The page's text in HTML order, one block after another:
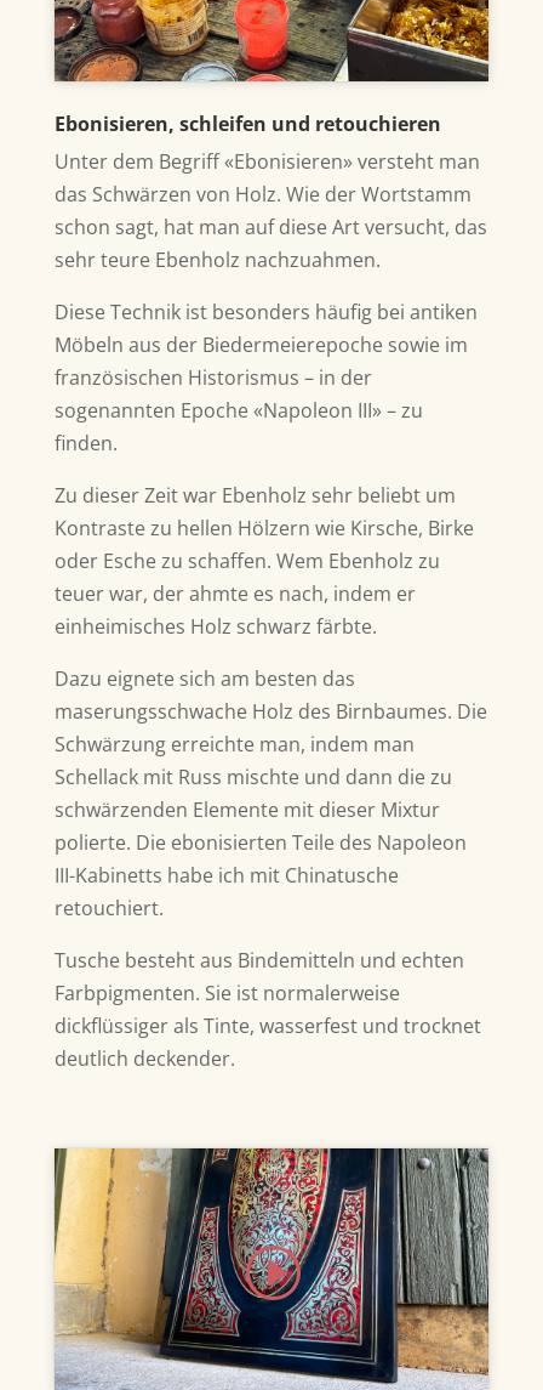
Ebonisieren, schleifen und retouchieren
Unter dem Begriff «Ebonisieren» versteht man
das Schwärzen von Holz. Wie der Wortstamm
schon sagt, hat man auf diese Art versucht, das
sehr teure Ebenholz nachzuahmen.
Diese Technik ist besonders häufig bei antiken
Möbeln aus der Biedermeierepoche sowie im
französischen Historismus – in der
sogenannten Epoche «Napoleon III» – zu
finden.
Zu dieser Zeit war Ebenholz sehr beliebt um
Kontraste zu hellen Hölzern wie Kirsche, Birke
oder Esche zu schaffen. Wem Ebenholz zu
teuer war, der ahmte es nach, indem er
einheimisches Holz schwarz färbte.
Dazu eignete sich am besten das
maserungsschwache Holz des Birnbaumes. Die
Schwärzung erreichte man, indem man
Schellack mit Russ mischte und dann die zu
schwärzenden Elemente mit dieser Mixtur
polierte. Die ebonisierten Teile des Napoleon
III-Kabinetts habe ich mit Chinatusche
retouchiert.
Tusche besteht aus Bindemitteln und echten
Farbpigmenten. Sie ist normalerweise
dickflüssiger als Tinte, wasserfest und trocknet
deutlich deckender.
Klicke hier, um Marketing-Cookies zu
akzeptieren und diesen Inhalt zu
aktivieren